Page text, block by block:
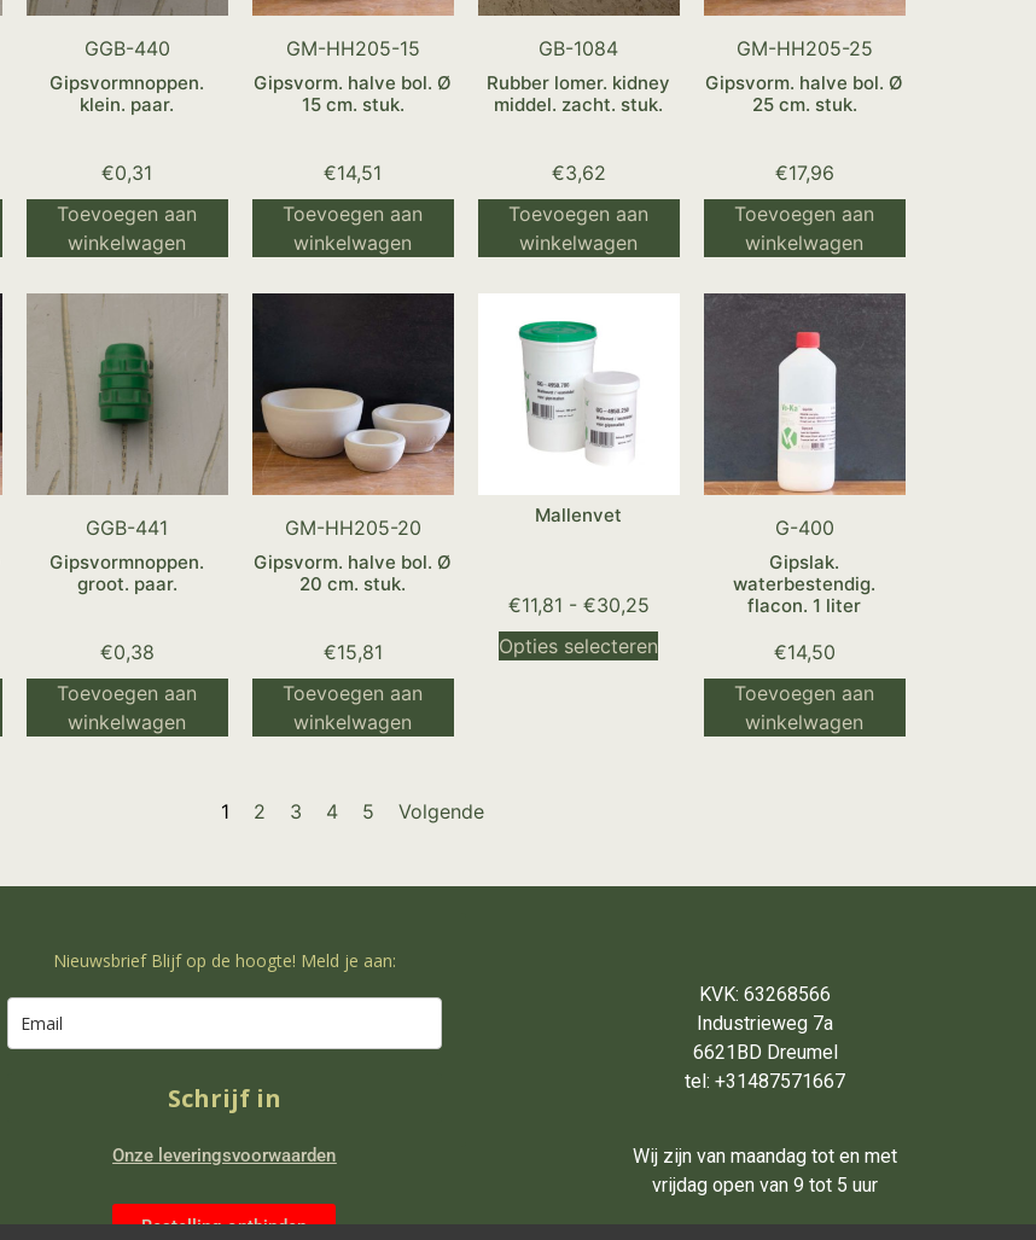
GGB-440
Gipsvormnoppen.
klein. paar.
€0,31
Toevoegen aan
winkelwagen
GM-HH205-15
Gipsvorm. halve bol. Ø
15 cm. stuk.
€14,51
Toevoegen aan
winkelwagen
GB-1084
Rubber lomer. kidney
middel. zacht. stuk.
€3,62
Toevoegen aan
winkelwagen
GM-HH205-25
Gipsvorm. halve bol. Ø
25 cm. stuk.
€17,96
Toevoegen aan
winkelwagen
GGB-441
Gipsvormnoppen.
groot. paar.
€0,38
Toevoegen aan
winkelwagen
GM-HH205-20
Gipsvorm. halve bol. Ø
20 cm. stuk.
€15,81
Toevoegen aan
winkelwagen
Mallenvet
€11,81 - €30,25
Opties selecteren
G-400
Gipslak.
waterbestendig.
flacon. 1 liter
€14,50
Toevoegen aan
winkelwagen
1 2 3 4 5 Volgende
Nieuwsbrief Blijf op de hoogte! Meld je aan:
Schrijf in
Onze leveringsvoorwaarden
Bestelling ontbinden
KVK: 63268566
Industrieweg 7a
6621BD Dreumel
tel: +31487571667
Wij zijn van maandag tot en met
vrijdag open van 9 tot 5 uur